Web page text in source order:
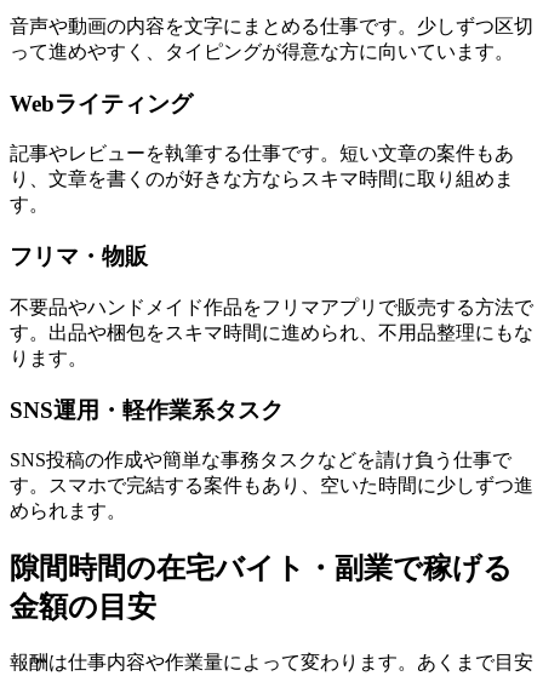
音声や動画の内容を文字にまとめる仕事です。少しずつ区切
って進めやすく、タイピングが得意な方に向いています。
Webライティング
記事やレビューを執筆する仕事です。短い文章の案件もあ
り、文章を書くのが好きな方ならスキマ時間に取り組めま
す。
フリマ・物販
不要品やハンドメイド作品をフリマアプリで販売する方法で
す。出品や梱包をスキマ時間に進められ、不用品整理にもな
ります。
SNS運用・軽作業系タスク
SNS投稿の作成や簡単な事務タスクなどを請け負う仕事で
す。スマホで完結する案件もあり、空いた時間に少しずつ進
められます。
隙間時間の在宅バイト・副業で稼げる
金額の目安
報酬は仕事内容や作業量によって変わります。あくまで目安